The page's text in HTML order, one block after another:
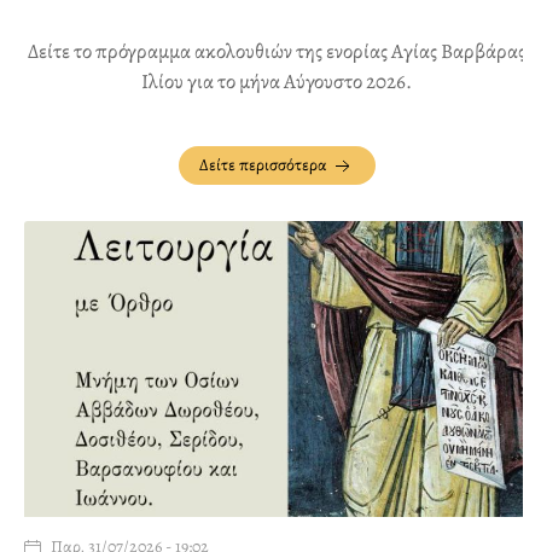
Δείτε το πρόγραμμα ακολουθιών της ενορίας Αγίας Βαρβάρας
Ιλίου για το μήνα Αύγουστο 2026.
Δείτε περισσότερα
Παρ, 31/07/2026 - 19:02